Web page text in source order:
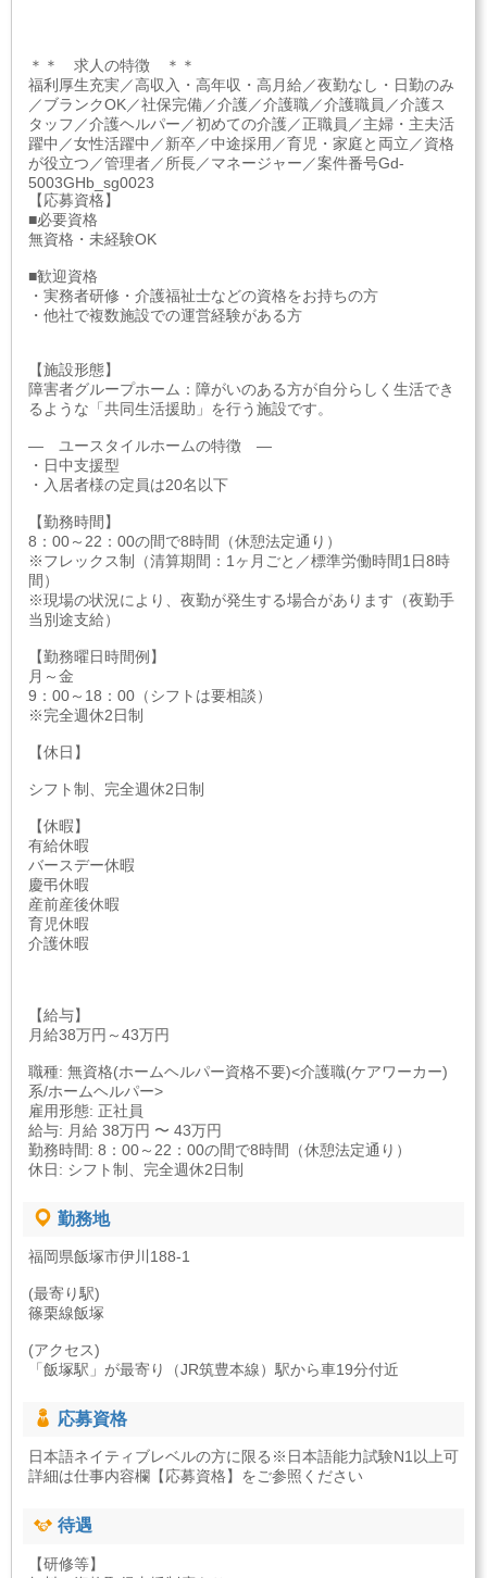
＊＊ 求人の特徴 ＊＊
福利厚生充実／高収入・高年収・高月給／夜勤なし・日勤のみ
／ブランクOK／社保完備／介護／介護職／介護職員／介護ス
タッフ／介護ヘルパー／初めての介護／正職員／主婦・主夫活
躍中／女性活躍中／新卒／中途採用／育児・家庭と両立／資格
が役立つ／管理者／所長／マネージャー／案件番号Gd-
5003GHb_sg0023
【応募資格】
■必要資格
無資格・未経験OK
■歓迎資格
・実務者研修・介護福祉士などの資格をお持ちの方
・他社で複数施設での運営経験がある方
【施設形態】
障害者グループホーム：障がいのある方が自分らしく生活でき
るような「共同生活援助」を行う施設です。
― ユースタイルホームの特徴 ―
・日中支援型
・入居者様の定員は20名以下
【勤務時間】
8：00～22：00の間で8時間（休憩法定通り）
※フレックス制（清算期間：1ヶ月ごと／標準労働時間1日8時
間）
※現場の状況により、夜勤が発生する場合があります（夜勤手
当別途支給）
【勤務曜日時間例】
月～金
9：00～18：00（シフトは要相談）
※完全週休2日制
【休日】
シフト制、完全週休2日制
【休暇】
有給休暇
バースデー休暇
慶弔休暇
産前産後休暇
育児休暇
介護休暇
【給与】
月給38万円～43万円
職種: 無資格(ホームヘルパー資格不要)<介護職(ケアワーカー)
系/ホームヘルパー>
雇用形態: 正社員
給与: 月給 38万円 〜 43万円
勤務時間: 8：00～22：00の間で8時間（休憩法定通り）
休日: シフト制、完全週休2日制
勤務地
福岡県飯塚市伊川188-1
(最寄り駅)
篠栗線飯塚
(アクセス)
「飯塚駅」が最寄り（JR筑豊本線）駅から車19分付近
応募資格
日本語ネイティブレベルの方に限る※日本語能力試験N1以上可
詳細は仕事内容欄【応募資格】をご参照ください
待遇
【研修等】